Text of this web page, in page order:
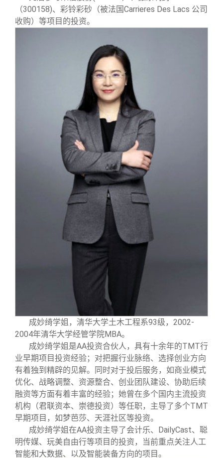
（300158)、彩铃彩砂（被法国Carrieres Des Lacs 公司
收购）等项目的投资。
成妙绮学姐，清华大学土木工程系93级，2002-
2004年清华大学经管学院MBA。
成妙绮学姐是AA投资合伙人，具有十余年的TMT行
业早期项目投资经验；对把握行业脉络、选择创业方向
有着独到精辟的见解。同时对于投后服务，如商业模式
优化、战略调整、资源整合、创业团队建设、协助后续
融资等方面有着丰富的经验；她曾在多个国内主流投资
机构（君联资本、崇德投资）等任职，主导了多个TMT
早期项目，如梦芭莎、天涯社区等投资。
成妙绮学姐在AA投资主导了会计乐、DailyCast、聪
明传媒、玩美自由行等项目的投资，当前重点关注人工
智能和大数据、以及智能装备方向的项目。